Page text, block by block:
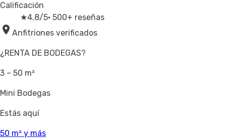
Calificación
★4.8/5· 500+ reseñas
Anfitriones verificados
¿RENTA DE BODEGAS?
3 – 50 m²
Mini Bodegas
Estás aquí
50 m² y más